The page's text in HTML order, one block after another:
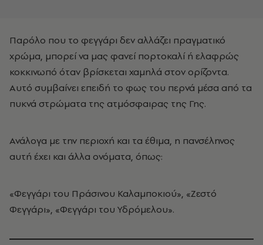
Παρόλο που το φεγγάρι δεν αλλάζει πραγματικό
χρώμα, μπορεί να μας φανεί πορτοκαλί ή ελαφρώς
κοκκινωπό όταν βρίσκεται χαμηλά στον ορίζοντα.
Αυτό συμβαίνει επειδή το φως του περνά μέσα από τα
πυκνά στρώματα της ατμόσφαιρας της Γης.
Ανάλογα με την περιοχή και τα έθιμα, η πανσέληνος
αυτή έχει και άλλα ονόματα, όπως:
«Φεγγάρι του Πράσινου Καλαμποκιού», «Ζεστό
Φεγγάρι», «Φεγγάρι του Υδρόμελου».